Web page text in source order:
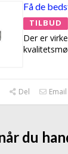
Få de
TILBUD
Der er
Del Email
du